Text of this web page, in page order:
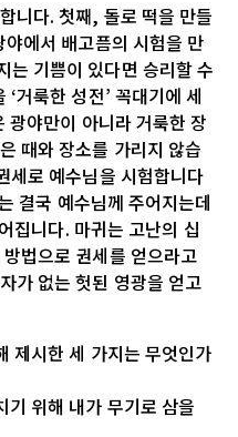
니다. 첫째, 돌로 떡을 만들
에서 배고픔의 시험을 만
는 기쁨이 있다면 승리할 수
거룩한 성전’ 꼭대기에 세
야만이 아니라 거룩한 장
때와 장소를 가리지 않습
세로 예수님을 시험합니다
결국 예수님께 주어지는데
집니다. 마귀는 고난의 십
법으로 권세를 얻으라고
가 없는 헛된 영광을 얻고
제시한 세 가지는 무엇인가
기 위해 내가 무기로 삼을